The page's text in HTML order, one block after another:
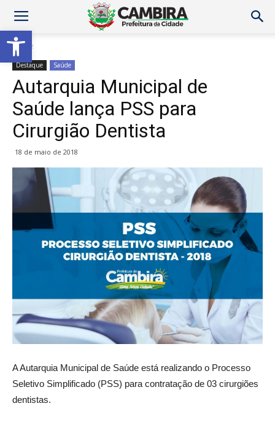
Abrir a barra de ferramentas
Home
Destaque Saúde
Autarquia Municipal de
Saúde lança PSS para
Cirurgião Dentista
18 de maio de 2018
A Autarquia Municipal de Saúde está realizando o Processo
Seletivo Simplificado (PSS) para contratação de 03 cirurgiões
dentistas.